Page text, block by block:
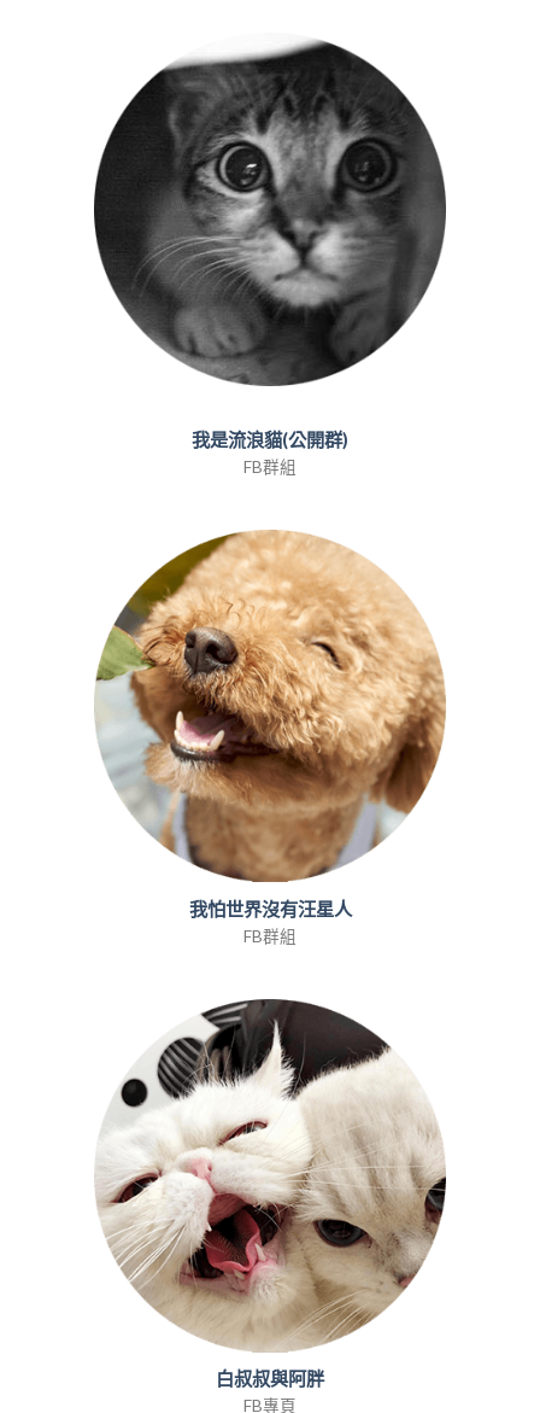
我是流浪貓(公開群)
FB群組
我怕世界沒有汪星人
FB群組
白叔叔與阿胖
FB專頁